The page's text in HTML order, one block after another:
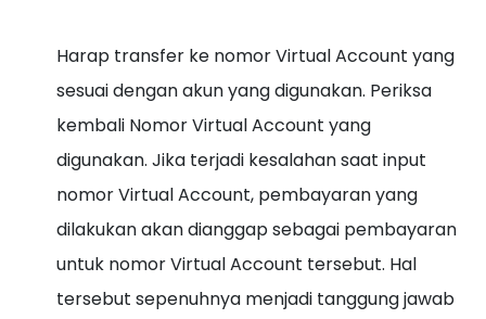
Harap transfer ke nomor Virtual Account yang
sesuai dengan akun yang digunakan. Periksa
kembali Nomor Virtual Account yang
digunakan. Jika terjadi kesalahan saat input
nomor Virtual Account, pembayaran yang
dilakukan akan dianggap sebagai pembayaran
untuk nomor Virtual Account tersebut. Hal
tersebut sepenuhnya menjadi tanggung jawab